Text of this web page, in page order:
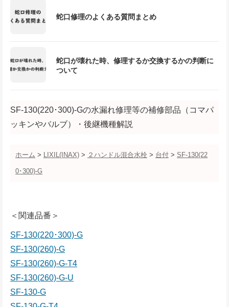
蛇口修理のよくある質問まとめ
蛇口が壊れた時、修理するか交換するかの判断に
ついて
SF-130(220･300)-Gの水漏れ修理等の補修部品（コマパ
ッキンやバルブ）・後継機種解説
ホーム > LIXIL(INAX) > ２ハンドル混合水栓 > 台付 > SF-130(22
0･300)-G
＜関連品番＞
SF-130(220･300)-G
SF-130(260)-G
SF-130(260)-G-T4
SF-130(260)-G-U
SF-130-G